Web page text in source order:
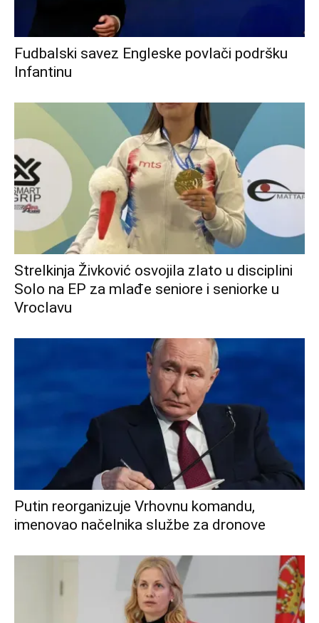
Fudbalski savez Engleske povlači podršku
Infantinu
Strelkinja Živković osvojila zlato u disciplini
Solo na EP za mlađe seniore i seniorke u
Vroclavu
Putin reorganizuje Vrhovnu komandu,
imenovao načelnika službe za dronove